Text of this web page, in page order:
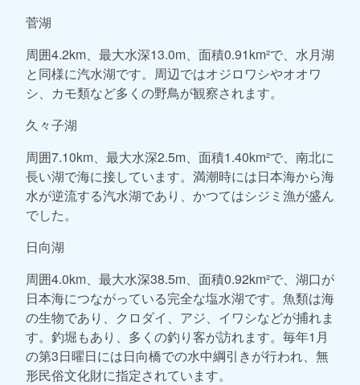
菅湖
周囲4.2km、最大水深13.0m、面積0.91km²で、水月湖
と同様に汽水湖です。周辺ではオジロワシやオオワ
シ、カモ類など多くの野鳥が観察されます。
久々子湖
周囲7.10km、最大水深2.5m、面積1.40km²で、南北に
長い湖で海に接しています。満潮時には日本海から海
水が逆流する汽水湖であり、かつてはシジミ漁が盛ん
でした。
日向湖
周囲4.0km、最大水深38.5m、面積0.92km²で、湖口が
日本海につながっている完全な塩水湖です。魚類は海
の生物であり、クロダイ、アジ、イワシなどが捕れま
す。釣堀もあり、多くの釣り客が訪れます。毎年1月
の第3日曜日には日向橋での水中綱引きが行われ、無
形民俗文化財に指定されています。